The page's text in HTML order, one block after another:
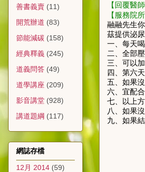
【回覆醫師
【服務院所
融融先生
茲提供泌
一、每天
二、全部
三、可以
四、第六
五、如果
六、宜配
七、以上
八、如果
九、如果
善書義賣 (11)
開荒辦道 (83)
節能減碳 (158)
經典釋義 (245)
道義問答 (49)
道學講座 (209)
影音講堂 (928)
講道題綱 (117)
網誌存檔
12月 2014 (59)